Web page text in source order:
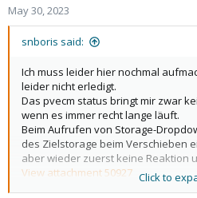
May 30, 2023
snboris said:
Ich muss leider hier nochmal
leider nicht erledigt.
Das pvecm status bringt mir zwar
wenn es immer recht lange läuft.
Beim Aufrufen von Storage-
des Zielstorage beim Verschieben
aber wieder zuerst keine Reaktion
View attachment 50927 Click to